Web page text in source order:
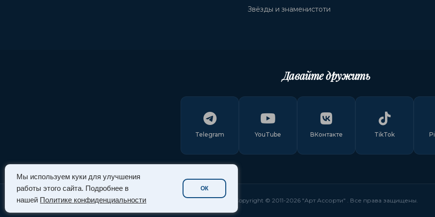
Мы используем куки для улучшения
работы этого сайта. Подробнее в
нашей Политике конфиденциальности
ОК
Звёзды и знаменистоти
Давайте дружить
Telegram YouTube ВКонтакте TikTok
Copyright © 2011-2026 "Арт Ассорти" . Все права защищены.